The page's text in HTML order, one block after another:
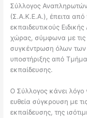
Σύλλογος
(Σ.Α.Κ.Ε.Α.), έπειτα από
εκπαιδευτικούς
χώρας, σύμφωνα με τις
συγκέντρωση όλων των
υποστήριξης από
εκπαίδευσης.
Ο Σύλλογος κάνει λόγο
ευθεία σύγκρουση με
εκπαίδευσης, της